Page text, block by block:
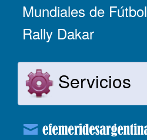
Mundiales de Fútbol
Rally Dakar
Servicios